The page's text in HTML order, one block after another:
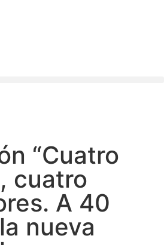
“Cuatro
cuatro
A 40
nueva